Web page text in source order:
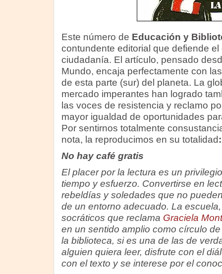
Este número de Educación y
contundente editorial que defiende
ciudadanía. El artículo, pensado
Mundo, encaja perfectamente con
de esta parte (sur) del planeta. La
mercado imperantes han logrado
las voces de resistencia y reclamo
mayor igualdad de oportunidades
Por sentirnos totalmente
nota, la reproducimos en su totalidad:
No hay café gratis
El placer por la lectura es un
tiempo y esfuerzo. Convertirse en
rebeldías y soledades que no
de un entorno adecuado. La
socráticos que reclama Graciela
en un sentido amplio como círculo
la biblioteca, si es una de las de
alguien quiera leer, disfrute con el
con el texto y se interese por el